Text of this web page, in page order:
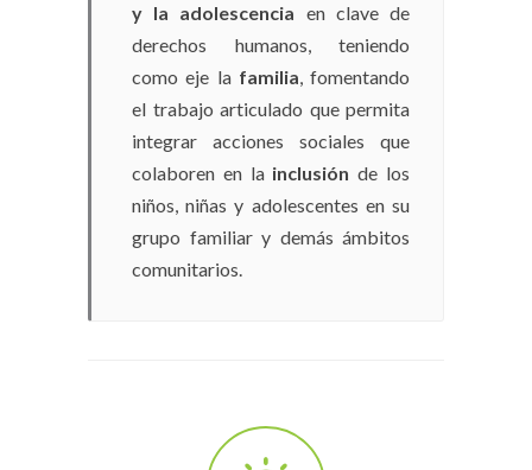
y la adolescencia en clave de
derechos humanos, teniendo
como eje lafamilia, fomentando
el trabajo articulado que permita
integrar acciones sociales que
colaboren en la inclusión de los
niños, niñas y adolescentes en su
grupo familiar y demás ámbitos
comunitarios.